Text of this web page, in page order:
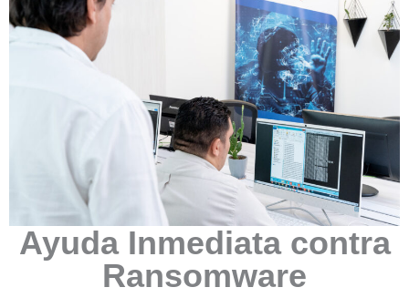
Ayuda Inmediata contra
Ransomware